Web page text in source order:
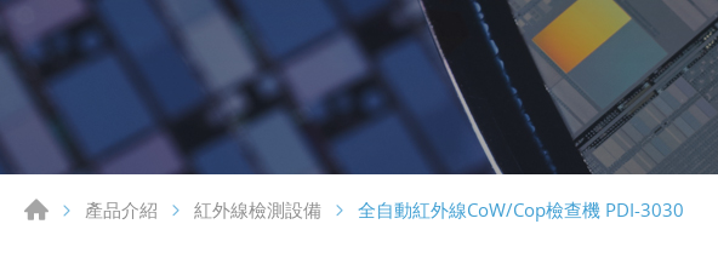
產品介紹 紅外線檢測設備 全自動紅外線CoW/Cop檢查機 PDI-3030